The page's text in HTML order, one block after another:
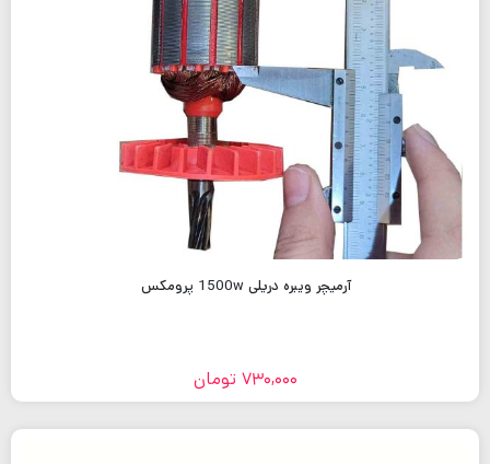
آرمیچر ویبره دریلی 1500w پرومکس
730,000 تومان